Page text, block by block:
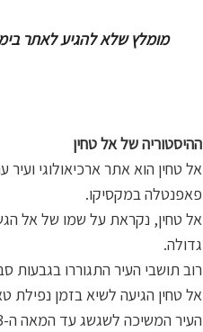
מומלץ שלא להגיע לאתר
ההיסטוריה של אל טחין
אל טחין הוא אתר ארכיאולוגי
פאפנטלה במקסיקו.
גדולה.
רוב תושבי העיר התגוררו בגבעות
אל טחין הגיעה לשיא בזמן נפילת
העיר המשיכה לשגשג עד המאה ה-13 לספירה, אז נהרסה לגמרי ככל הנראה על ידי הצ'יצ'ימקים.